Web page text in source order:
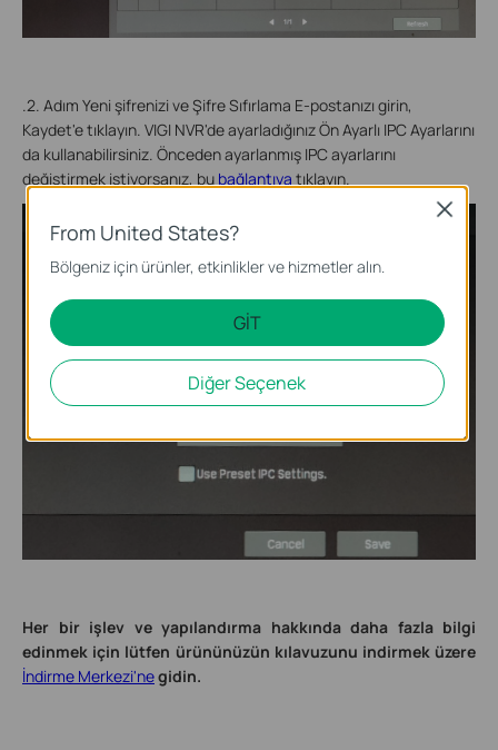
.2. Adım Yeni şifrenizi ve Şifre Sıfırlama E-postanızı girin,
Kaydet'e tıklayın. VIGI NVR'de ayarladığınız Ön Ayarlı IPC Ayarlarını
da kullanabilirsiniz. Önceden ayarlanmış IPC ayarlarını
değiştirmek istiyorsanız, bu bağlantıya tıklayın.
Her bir işlev ve yapılandırma hakkında daha fazla bilgi
edinmek için lütfen ürününüzün kılavuzunu indirmek üzere
İndirme Merkezi'negidin.
From United States?
Bölgeniz için ürünler, etkinlikler ve hizmetler alın.
GİT
Diğer Seçenek
Close